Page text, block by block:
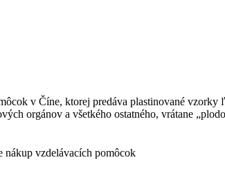
v Číne, ktorej predáva plastinované vzorky
orgánov a všetkého ostatného, vrátane
nákup vzdelávacích pomôcok